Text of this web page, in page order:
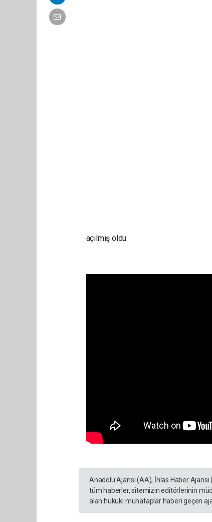
açılmış oldu
Anadolu Ajansı (AA), İhlas Haber
tüm haberler, sitemizin editörlerinin
alan hukuki muhataplar haberi geçen